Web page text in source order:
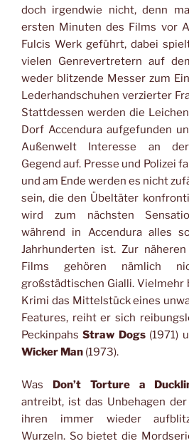
doch irgendwie nicht, denn
ersten Minuten des Films vor
Fulcis Werk geführt, dabei
vielen Genrevertretern auf
weder blitzende Messer zum
Lederhandschuhen verzierter
Stattdessen werden die
Dorf Accendura aufgefunden
Außenwelt Interesse an der
Gegend auf. Presse und Polizei
und am Ende werden es nicht
sein, die den Übeltäter
wird zum nächsten
während in Accendura alles
Jahrhunderten ist. Zur
Films gehören nämlich
großstädtischen Gialli.
Krimi das Mittelstück eines
Features, reiht er sich
PeckinpahsStraw Dogs(1971)
Wicker Man (1973).
Was Don’t Torture a
antreibt, ist das Unbehagen
ihren immer wieder
Wurzeln. So bietet die